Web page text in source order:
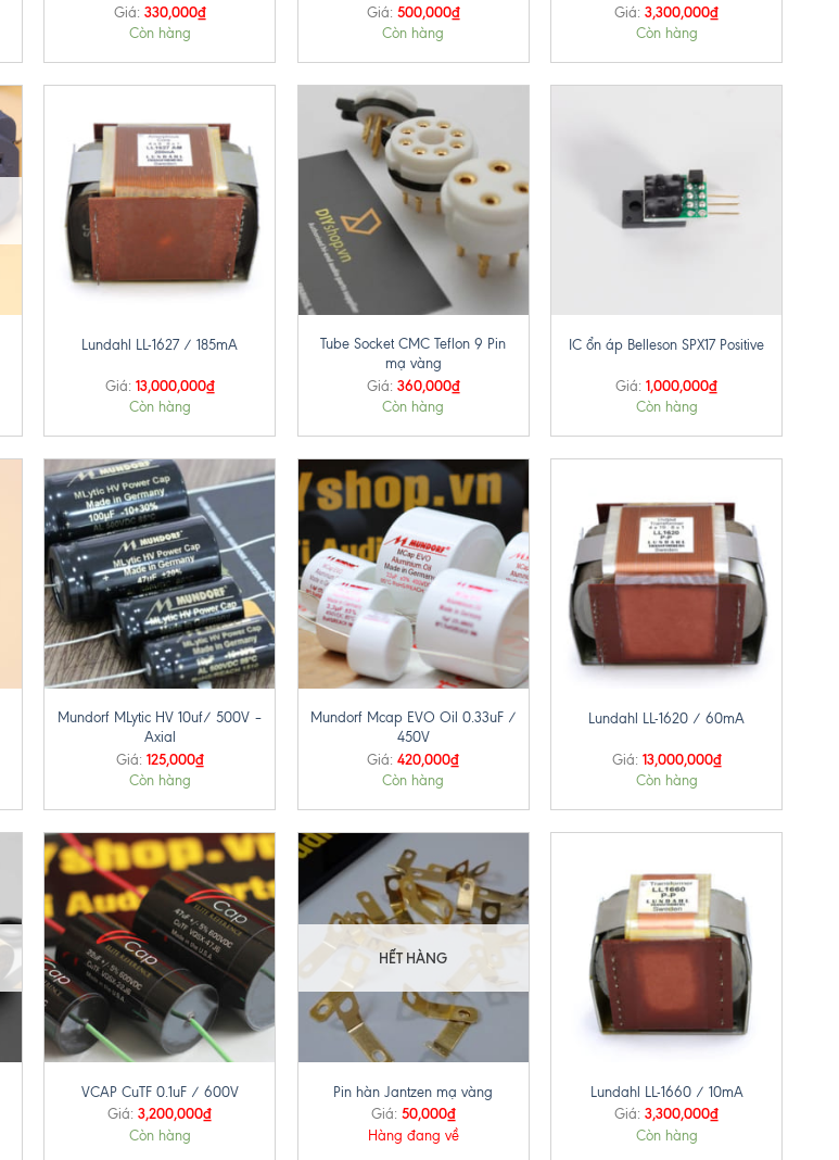
Giá: 330,000₫
Còn hàng
Giá: 500,000₫
Còn hàng
Giá: 3,300,000₫
Còn hàng
Lundahl LL-1627 / 185mA
Giá: 13,000,000₫
Còn hàng
Tube Socket CMC Teflon 9 Pin
mạ vàng
Giá: 360,000₫
Còn hàng
IC ổn áp Belleson SPX17 Positive
Giá: 1,000,000₫
Còn hàng
+
Mundorf MLytic HV 10uf/ 500V –
Axial
Giá: 125,000₫
Còn hàng
+
Mundorf Mcap EVO Oil 0.33uF /
450V
Giá: 420,000₫
Còn hàng
Lundahl LL-1620 / 60mA
Giá: 13,000,000₫
Còn hàng
VCAP CuTF 0.1uF / 600V
Giá: 3,200,000₫
Còn hàng
HẾT HÀNG
Pin hàn Jantzen mạ vàng
Giá: 50,000₫
Hàng đang về
Lundahl LL-1660 / 10mA
Giá: 3,300,000₫
Còn hàng